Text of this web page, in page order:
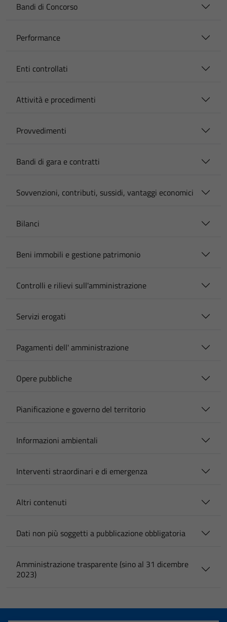
Bandi di Concorso
Performance
Enti controllati
Attività e procedimenti
Provvedimenti
Bandi di gara e contratti
Sovvenzioni, contributi, sussidi, vantaggi economici
Bilanci
Beni immobili e gestione patrimonio
Controlli e rilievi sull'amministrazione
Servizi erogati
Pagamenti dell' amministrazione
Opere pubbliche
Pianificazione e governo del territorio
Informazioni ambientali
Interventi straordinari e di emergenza
Altri contenuti
Dati non più soggetti a pubblicazione obbligatoria
Amministrazione trasparente (sino al 31 dicembre
2023)